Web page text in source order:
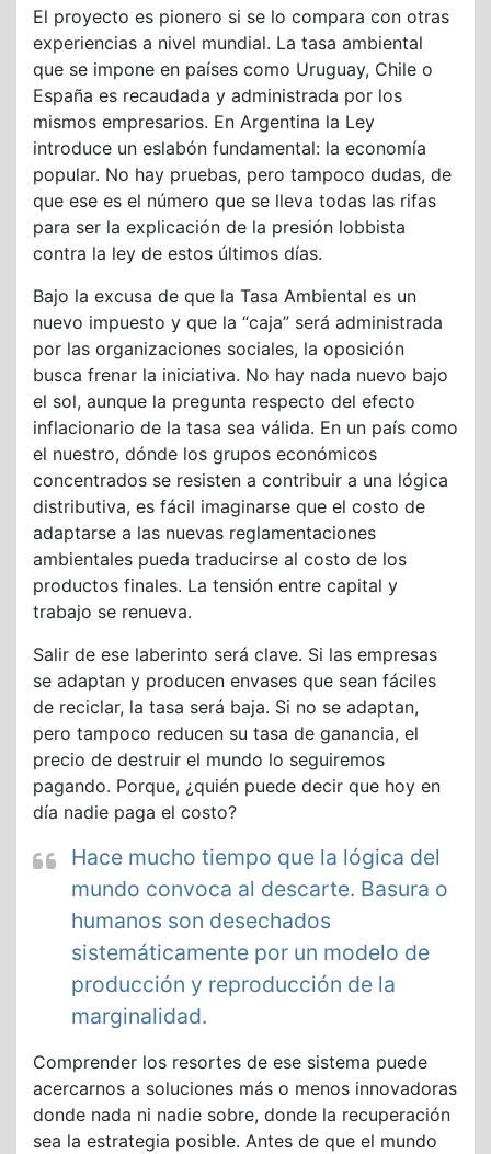
El proyecto es pionero si se lo compara con otras
experiencias a nivel mundial. La tasa ambiental
que se impone en países como Uruguay, Chile o
España es recaudada y administrada por los
mismos empresarios. En Argentina la Ley
introduce un eslabón fundamental: la economía
popular. No hay pruebas, pero tampoco dudas, de
que ese es el número que se lleva todas las rifas
para ser la explicación de la presión lobbista
contra la ley de estos últimos días.
Bajo la excusa de que la Tasa Ambiental es un
nuevo impuesto y que la “caja” será administrada
por las organizaciones sociales, la oposición
busca frenar la iniciativa. No hay nada nuevo bajo
el sol, aunque la pregunta respecto del efecto
inflacionario de la tasa sea válida. En un país como
el nuestro, dónde los grupos económicos
concentrados se resisten a contribuir a una lógica
distributiva, es fácil imaginarse que el costo de
adaptarse a las nuevas reglamentaciones
ambientales pueda traducirse al costo de los
productos finales. La tensión entre capital y
trabajo se renueva.
Salir de ese laberinto será clave. Si las empresas
se adaptan y producen envases que sean fáciles
de reciclar, la tasa será baja. Si no se adaptan,
pero tampoco reducen su tasa de ganancia, el
precio de destruir el mundo lo seguiremos
pagando. Porque, ¿quién puede decir que hoy en
día nadie paga el costo?
Hace mucho tiempo que la lógica del
mundo convoca al descarte. Basura o
humanos son desechados
sistemáticamente por un modelo de
producción y reproducción de la
marginalidad.
Comprender los resortes de ese sistema puede
acercarnos a soluciones más o menos innovadoras
donde nada ni nadie sobre, donde la recuperación
sea la estrategia posible. Antes de que el mundo